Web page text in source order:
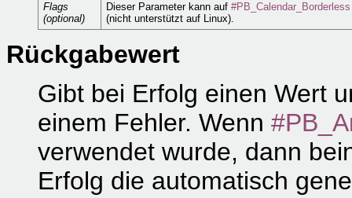
Flags
(optional)
Dieser Parameter kann auf #PB_Calendar_Borderless
(nicht unterstützt auf Linux).
Rückgabewert
Gibt bei Erfolg einen Wert
einem Fehler. Wenn
verwendet wurde, dann
Erfolg die automatisch